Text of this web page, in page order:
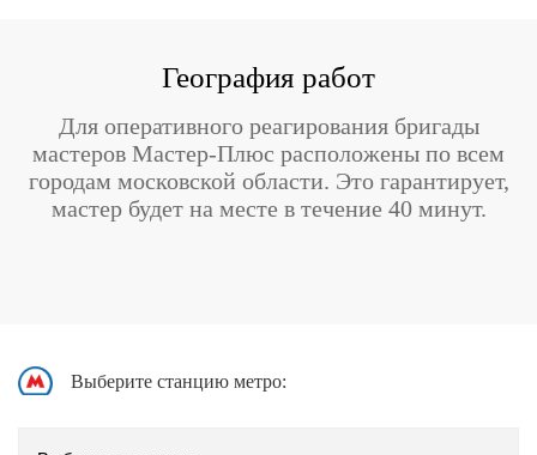
География работ
Для оперативного реагирования бригады
мастеров Мастер-Плюс расположены по всем
городам московской области. Это гарантирует,
мастер будет на месте в течение 40 минут.
Выберите станцию метро: